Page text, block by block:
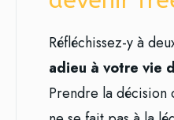
Réfléchissez-y à
adieu à votre vie
Prendre la